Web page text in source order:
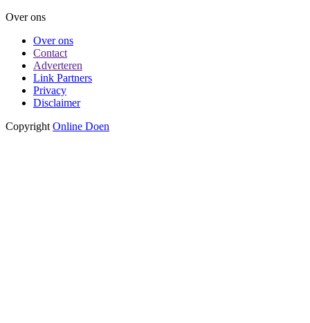
Over ons
Over ons
Contact
Adverteren
Link Partners
Privacy
Disclaimer
Copyright Online Doen